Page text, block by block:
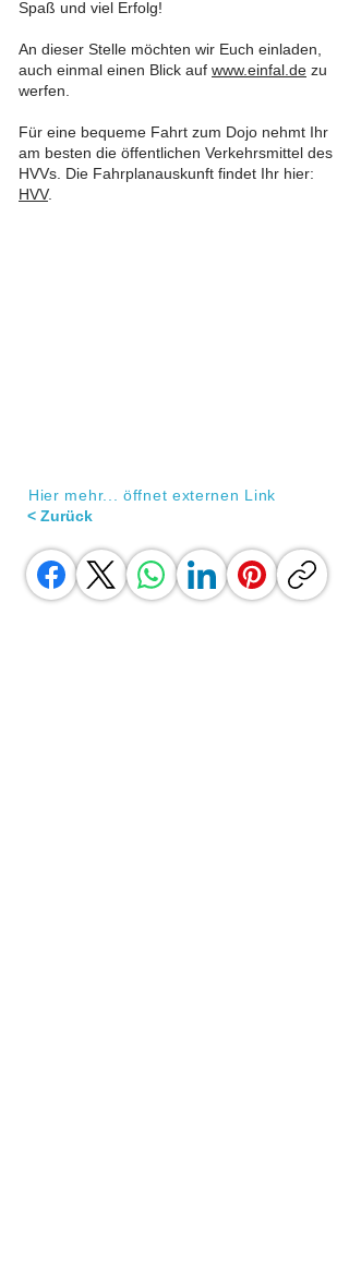
Spaß und viel Erfolg!
An dieser Stelle möchten wir Euch einladen,
auch einmal einen Blick auf www.einfal.de zu
werfen.
Für eine bequeme Fahrt zum Dojo nehmt Ihr
am besten die öffentlichen Verkehrsmittel des
HVVs. Die Fahrplanauskunft findet Ihr hier:
HVV.
Hier mehr... öffnet externen Link
< Zurück